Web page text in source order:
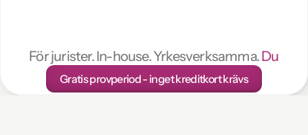
För jurister. In-house. Yrkesverksamma. Du
Gratis provperiod - inget kreditkort krävs